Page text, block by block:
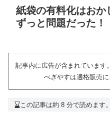
紙袋の有料化はおか
ずっと問題だった！
記事内に広告が含まれています
べぎやすは適格販売に
この記事は約 8 分で読めます。